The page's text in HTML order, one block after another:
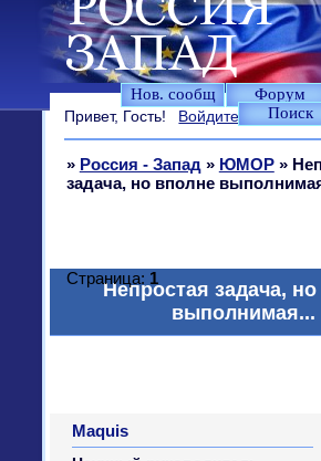
Нов. сообщ Форум
Поиск
Привет, Гость! Войдите или
» Россия - Запад » ЮМОР »
задача, но вполне
Непростая задача,
выполнимая...
Страница: 1
Maquis